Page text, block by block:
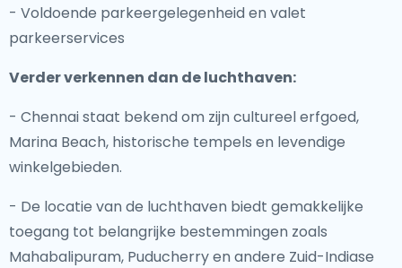
- Voldoende parkeergelegenheid en valet
parkeerservices
Verder verkennen dan de luchthaven:
- Chennai staat bekend om zijn cultureel erfgoed,
Marina Beach, historische tempels en levendige
winkelgebieden.
- De locatie van de luchthaven biedt gemakkelijke
toegang tot belangrijke bestemmingen zoals
Mahabalipuram, Puducherry en andere Zuid-Indiase